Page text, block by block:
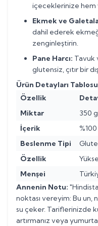
içeceklerinize hem
Ekmek ve
dahil ederek
zenginleştirin.
Pane Harcı: Tavuk
glutensiz, çıtır bir
Ürün Detayları Tablosu
Özellik
Miktar
350 g
İçerik
Beslenme Tipi
Özellik
Menşei
Annenin Notu:
noktası vereyim: Bu un,
su çeker. Tariflerinizde
artırmanız veya yumurta